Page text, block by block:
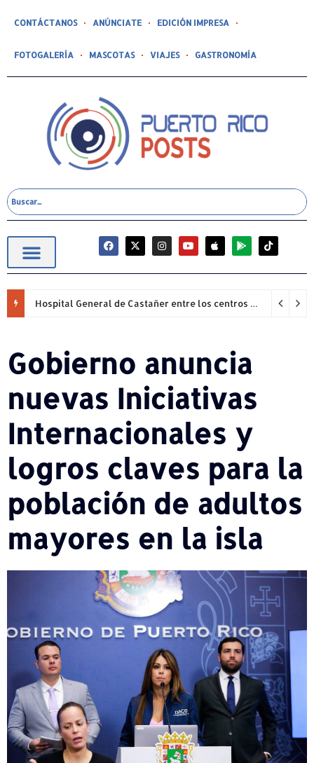
CONTÁCTANOS ANÚNCIATE EDICIÓN IMPRESA
FOTOGALERÍA MASCOTAS VIAJES GASTRONOMÍA
Hospital General de Castañer entre los centros de salud comunitarios con mejor desempeño clínico de Estados Unidos
Gobierno anuncia
nuevas Iniciativas
Internacionales y
logros claves para la
población de adultos
mayores en la isla